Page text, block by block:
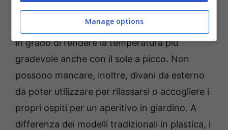
In quest’aria del giardino, sarà possibile
ventilatori o nebulizzatori di acqua
in grado di rendere la temperatura più
gradevole anche con il sole a picco. Non
possono mancare, inoltre, divani da esterno
da poter utilizzare per rilassarsi o accogliere i
propri ospiti per un aperitivo in giardino. A
differenza dei modelli tradizionali in plastica, i
Manage options